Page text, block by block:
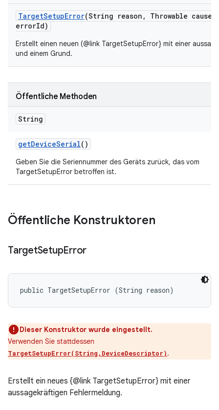
TargetSetupError(String reason , Throwable cause
errorId)
Erstellt einen neuen (@link TargetSetupError} mit einer
und einem Grund.
Öffentliche Methoden
String
getDeviceSerial()
Geben Sie die Seriennummer des Geräts zurück, das vom
TargetSetupError betroffen ist.
Öffentliche Konstruktoren
TargetSetupError
public TargetSetupError (String reason)
Dieser Konstruktor wurde eingestellt.
Verwenden Sie stattdessen
TargetSetupError(String,DeviceDescriptor).
Erstellt ein neues {@link TargetSetupError} mit einer
aussagekräftigen Fehlermeldung.